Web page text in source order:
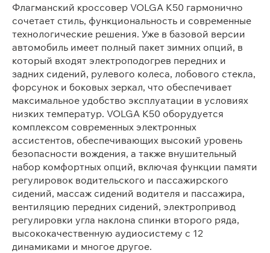
Флагманский кроссовер VOLGA K50 гармонично
сочетает стиль, функциональность и современные
технологические решения. Уже в базовой версии
автомобиль имеет полный пакет зимних опций, в
который входят электроподогрев передних и
задних сидений, рулевого колеса, лобового стекла,
форсунок и боковых зеркал, что обеспечивает
максимальное удобство эксплуатации в условиях
низких температур. VOLGA K50 оборудуется
комплексом современных электронных
ассистентов, обеспечивающих высокий уровень
безопасности вождения, а также внушительный
набор комфортных опций, включая функции памяти
регулировок водительского и пассажирского
сидений, массаж сидений водителя и пассажира,
вентиляцию передних сидений, электропривод
регулировки угла наклона спинки второго ряда,
высококачественную аудиосистему с 12
динамиками и многое другое.